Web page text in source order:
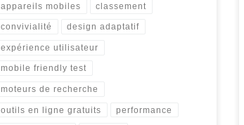
appareils mobiles classement
convivialité design adaptatif
expérience utilisateur
mobile friendly test
moteurs de recherche
outils en ligne gratuits performance